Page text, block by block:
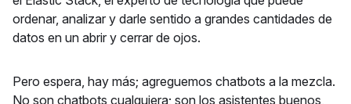
ordenar, analizar y darle sentido a grandes cantidades de
datos en un abrir y cerrar de ojos.
Pero espera, hay más; agreguemos chatbots a la mezcla.
No son chatbots cualquiera; son los asistentes buenos,